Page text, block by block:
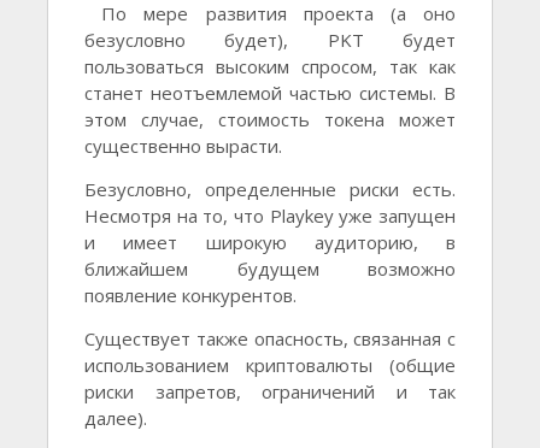
По мере развития проекта (а оно
безусловно будет), PKT будет
пользоваться высоким спросом, так как
станет неотъемлемой частью системы. В
этом случае, стоимость токена может
существенно вырасти.
Безусловно, определенные риски есть.
Несмотря на то, что Playkey уже запущен
и имеет широкую аудиторию, в
ближайшем будущем возможно
появление конкурентов.
Существует также опасность, связанная с
использованием криптовалюты (общие
риски запретов, ограничений и так
далее).